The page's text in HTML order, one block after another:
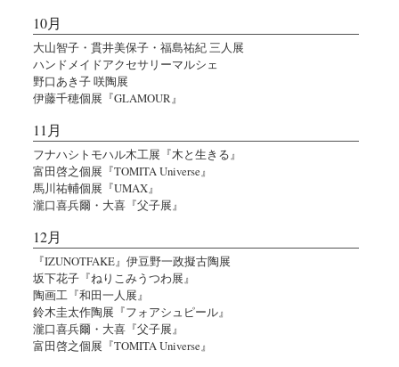
10月
大山智子・貫井美保子・福島祐紀 三人展
ハンドメイドアクセサリーマルシェ
野口あき子 咲陶展
伊藤千穂個展『GLAMOUR』
11月
フナハシトモハル木工展『木と生きる』
富田啓之個展『TOMITA Universe』
馬川祐輔個展『UMAX』
瀧口喜兵爾・大喜『父子展』
12月
『IZUNOTFAKE』伊豆野一政擬古陶展
坂下花子『ねりこみうつわ展』
陶画工『和田一人展』
鈴木圭太作陶展『フォアシュピール』
瀧口喜兵爾・大喜『父子展』
富田啓之個展『TOMITA Universe』